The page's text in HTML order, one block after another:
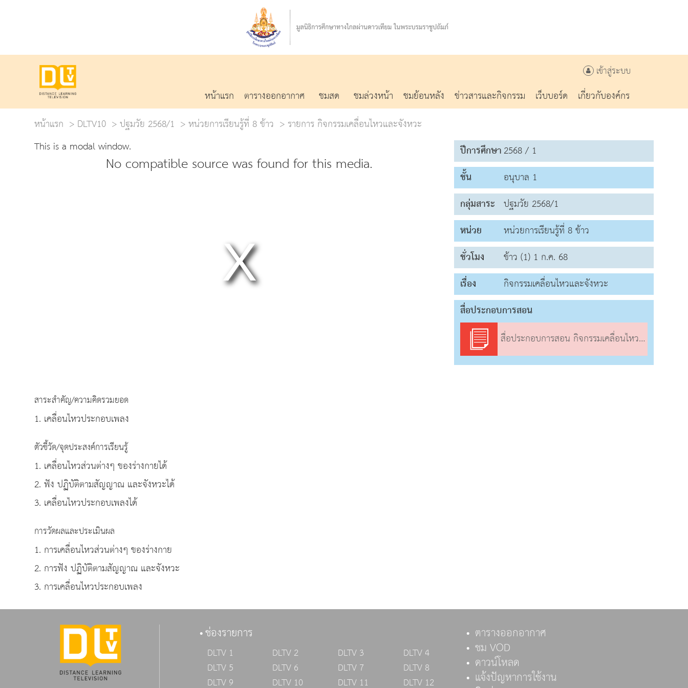
เข้าสู่ระบบ
หน้าแรก ตารางออกอากาศ ชมสด ชมล่วงหน้า ชมย้อนหลัง ข่าวสารและกิจกรรม เว็บบอร์ด
เกี่ยวกับองค์กร
หน้าแรก
DLTV10 ปฐมวัย 2568/1 หน่วยการเรียนรู้ที่ 8 ข้าว
รายการ กิจกรรมเคลื่อนไหวและจังหวะ
This is a modal window.
No compatible source was found for this media.
สาระสำคัญ/ความคิดรวมยอด
1. เคลื่อนไหวประกอบเพลง
ตัวชี้วัด/จุดประสงค์การเรียนรู้
1. เคลื่อนไหวส่วนต่างๆ ของร่างกายได้
2. ฟัง ปฏิบัติตามสัญญาณ และจังหวะได้
3. เคลื่อนไหวประกอบเพลงได้
การวัดผลและประเมินผล
1. การเคลื่อนไหวส่วนต่างๆ ของร่างกาย
2. การฟัง ปฏิบัติตามสัญญาณ และจังหวะ
3. การเคลื่อนไหวประกอบเพลง
ปีการศึกษา2568 / 1
ชั้น
อนุบาล 1
กลุ่มสาระ ปฐมวัย 2568/1
หน่วย
หน่วยการเรียนรู้ที่ 8 ข้าว
ชั่วโมง
ข้าว (1) 1 ก.ค. 68
เรื่อง
กิจกรรมเคลื่อนไหวและจังหวะ
สื่อประกอบการสอน
สื่อประกอบการสอน กิจกรรมเคลื่อนไหวและจังหวะ
ช่องรายการ
DLTV 1 DLTV 2 DLTV 3
DLTV 4
DLTV 5
DLTV 6 DLTV 7
DLTV 8
DLTV 9
DLTV 10 DLTV 11 DLTV 12
ตารางออกอากาศ
ชม VOD
ดาวน์โหลด
แจ้งปัญหาการใช้งาน